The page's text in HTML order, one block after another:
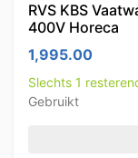
RVS KBS
400V Horeca
1,995.00
Slechts 1
Gebruikt